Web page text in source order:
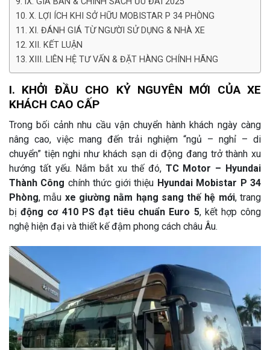
X. LỢI ÍCH KHI SỞ HỮU MOBISTAR P 34 PHÒNG
XI. ĐÁNH GIÁ TỪ NGƯỜI SỬ DỤNG & NHÀ XE
XII. KẾT LUẬN
XIII. LIÊN HỆ TƯ VẤN & ĐẶT HÀNG CHÍNH HÃNG
I. KHỞI ĐẦU CHO KỶ NGUYÊN MỚI CỦA XE
KHÁCH CAO CẤP
Trong bối cảnh nhu cầu vận chuyển hành khách ngày càng
nâng cao, việc mang đến trải nghiệm “ngủ – nghỉ – di
chuyển” tiện nghi như khách sạn di động đang trở thành xu
hướng tất yếu. Nắm bắt xu thế đó, TC Motor – Hyundai
Thành Công chính thức giới thiệu Hyundai Mobistar P 34
Phòng, mẫu xe giường nằm hạng sang thế hệ mới, trang
bịđộng cơ 410 PS đạt tiêu chuẩn Euro 5, kết hợp công
nghệ hiện đại và thiết kế đậm phong cách châu Âu.